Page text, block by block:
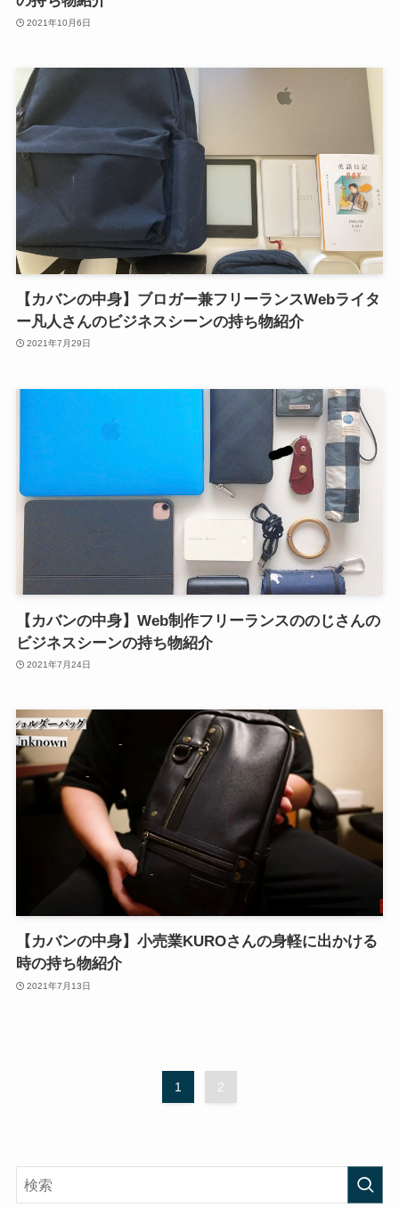
2021年10月6日
【カバンの中身】ブロガー兼フリーランスWebライタ
ー凡人さんのビジネスシーンの持ち物紹介
2021年7月29日
【カバンの中身】Web制作フリーランスののじさんの
ビジネスシーンの持ち物紹介
2021年7月24日
【カバンの中身】小売業KUROさんの身軽に出かける
時の持ち物紹介
2021年7月13日
1 2